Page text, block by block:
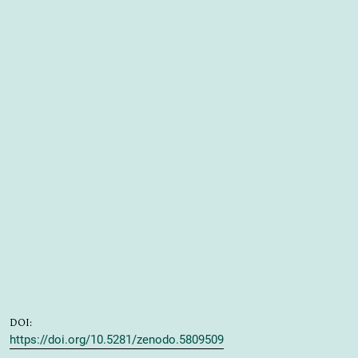
DOI:
https://doi.org/10.5281/zenodo.5809509